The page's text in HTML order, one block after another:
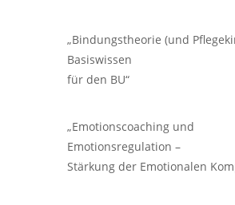
„Bindungstheorie (und
Basiswissen
für den BU“
„Emotionscoaching und
Emotionsregulation –
Stärkung der Emotionalen